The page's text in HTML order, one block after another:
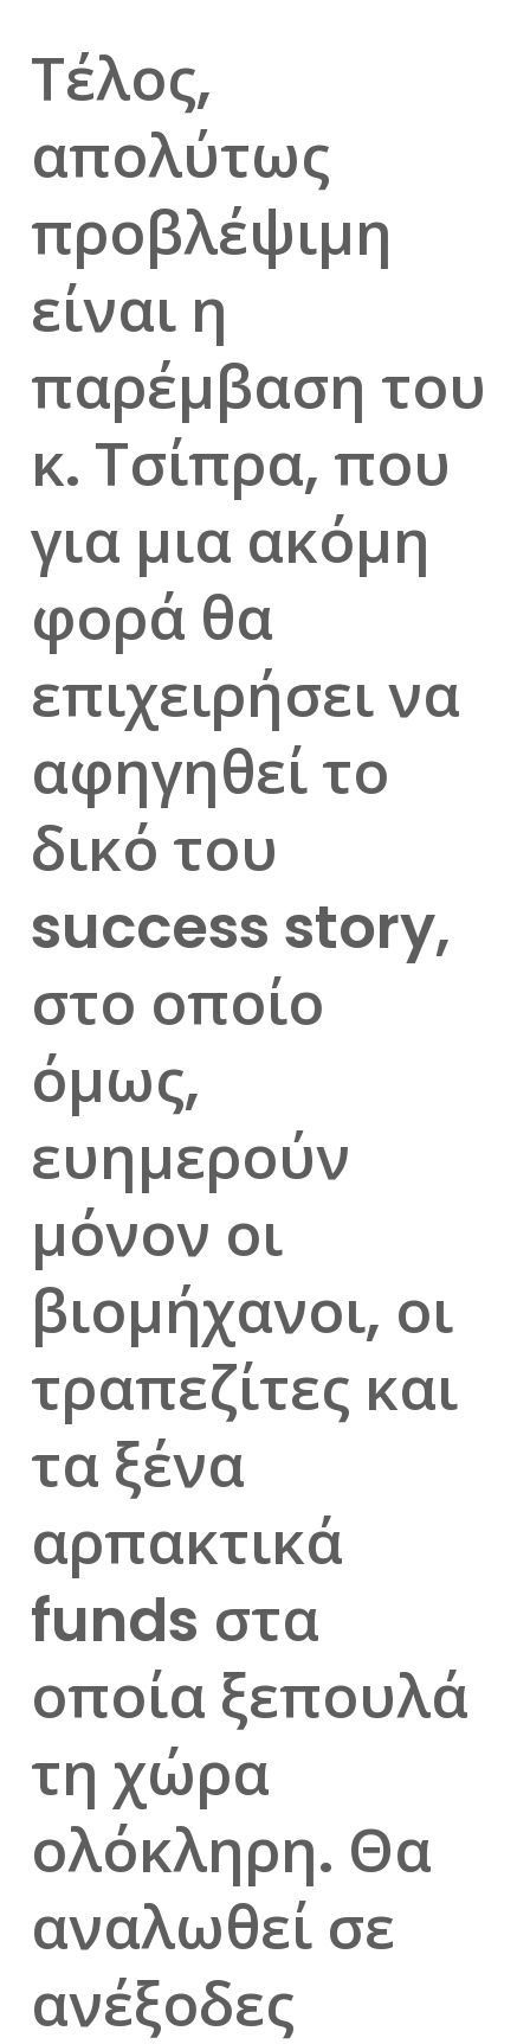
Τέλος,
απολύτως
προβλέψιμη
είναι η
παρέμβαση του
κ. Τσίπρα, που
για μια ακόμη
φορά θα
επιχειρήσει να
αφηγηθεί το
δικό του
success story,
στο οποίο
όμως,
ευημερούν
μόνον οι
βιομήχανοι, οι
τραπεζίτες και
τα ξένα
αρπακτικά
funds στα
οποία ξεπουλά
τη χώρα
ολόκληρη. Θα
αναλωθεί σε
ανέξοδες